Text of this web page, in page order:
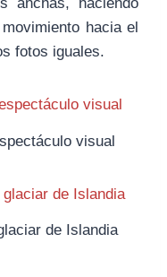
hacia el
fotos iguales.
visual
de Islandia